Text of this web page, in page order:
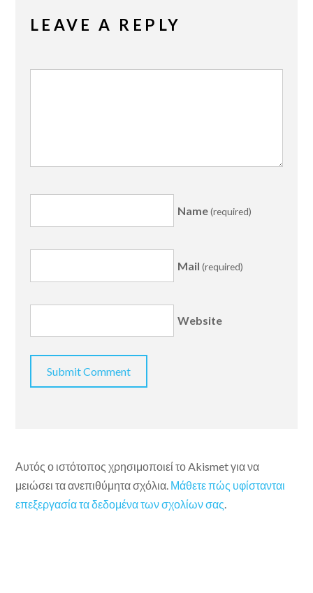
LEAVE A REPLY
Name(required)
Mail (required)
Website
Αυτός ο ιστότοπος χρησιμοποιεί το Akismet για να
μειώσει τα ανεπιθύμητα σχόλια. Μάθετε πώς υφίστανται
επεξεργασία τα δεδομένα των σχολίων σας.